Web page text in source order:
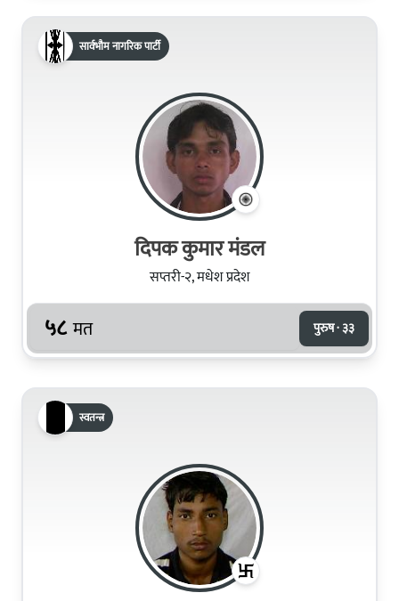
सार्वभौम नागरिक पार्टी
दिपक कुमार मंडल
सप्तरी-२, मधेश प्रदेश
५८ मत पुरुष · ३३
स्वतन्त्र